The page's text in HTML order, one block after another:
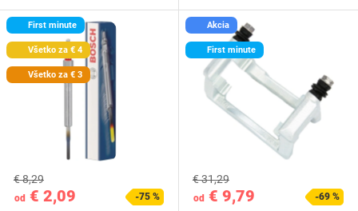
First minute
Všetko za € 4
Všetko za € 3
od € 2,09
€ 8,29
-75 %
Akcia
First minute
od € 9,79
€ 31,29
-69 %